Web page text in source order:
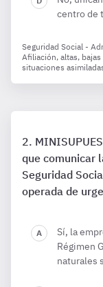
centro de
Seguridad Social -
Afiliación, altas,
situaciones
que comunicar
Seguridad
operada de
Sí, la
Régimen
naturales